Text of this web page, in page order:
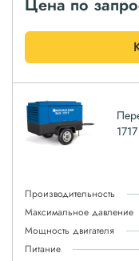
Цена по
Производительность
Максимальное давление
Мощность двигателя
Питание